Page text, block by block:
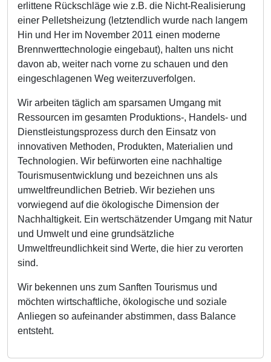
erlittene Rückschläge wie z.B. die Nicht-Realisierung
einer Pelletsheizung (letztendlich wurde nach langem
Hin und Her im November 2011 einen moderne
Brennwerttechnologie eingebaut), halten uns nicht
davon ab, weiter nach vorne zu schauen und den
eingeschlagenen Weg weiterzuverfolgen.
Wir arbeiten täglich am sparsamen Umgang mit
Ressourcen im gesamten Produktions-, Handels- und
Dienstleistungsprozess durch den Einsatz von
innovativen Methoden, Produkten, Materialien und
Technologien. Wir befürworten eine nachhaltige
Tourismusentwicklung und bezeichnen uns als
umweltfreundlichen Betrieb. Wir beziehen uns
vorwiegend auf die ökologische Dimension der
Nachhaltigkeit. Ein wertschätzender Umgang mit Natur
und Umwelt und eine grundsätzliche
Umweltfreundlichkeit sind Werte, die hier zu verorten
sind.
Wir bekennen uns zum Sanften Tourismus und
möchten wirtschaftliche, ökologische und soziale
Anliegen so aufeinander abstimmen, dass Balance
entsteht.